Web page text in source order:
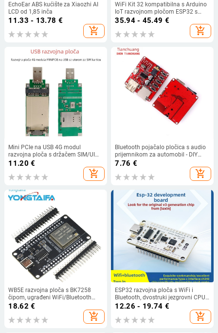
EchoEar ABS kućište za Xiaozhi AI
LCD od 1,85 inča
11.33 - 13.78 €
add_shopping_cart
WiFi Kit 32 kompatibilna s Arduino
IoT razvojnom pločom ESP32 s
Bluetoothom i OLED zaslonom
35.94 - 45.49 €
add_shopping_cart
Mini PCIe na USB 4G modul
razvojna ploča s držačem SIM/UIM
kartice
11.20 €
add_shopping_cart
Bluetooth pojačalo pločica s audio
prijemnikom za automobil - DIY
MP3 pločica
7.76 €
add_shopping_cart
WB5E razvojna ploča s BK7258
čipom, ugrađeni WiFi/Bluetooth
modul, Arduino kompatibilna
18.62 €
add_shopping_cart
ESP32 razvojna ploča s WiFi i
Bluetooth, dvostruki jezgrovni CPU,
ESP32-DevKit-32E osnovna ploča
12.26 - 19.74 €
add_shopping_cart